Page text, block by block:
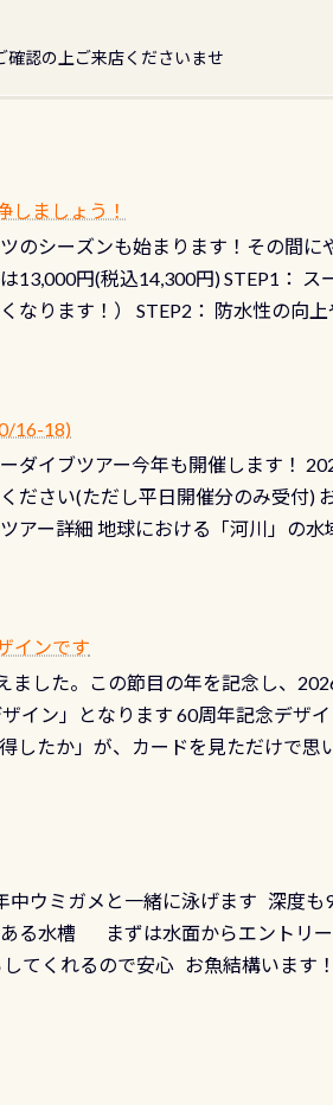
確認の上ご来店くださいませ
しましょう！
のシーズンも始まります！その間
13,000円(税込14,300円) STEP1：
なります！） STEP2： 防水性の向
始めてから水漏れする…ってのは避
、ドライスーツクリーニングの際
うと給気ボタンの点検と一緒な訳
にしっかり点検しましょう！まだ
代」が5,500円掛かります そこで
検・オーバーホールを出して頂いた
出そうと思ってる方は、セットで
16-18)
ダイブツアー今年も開催します！
ださい(ただし平日開催分のみ受付)
アー詳細 地球における「河川」の
ります 長良川ってどんな川？ 長良
無い川のこと）で岐阜県の郡上市
「日本の水浴場88選」に全国で唯
ングを楽しむことが出来ます 川原
などもあり、なかなか海では見られ
然記念物「オオサンショウウオ」
す 大きなものでは体長1mを超える
で見ることが出来ます特別天然記念
インです
ました。この節目の年を記念し、
イン」となります 60周年記念デザ
したか」が、カードを見ただけで
※ PADI Freediver、Mermaid、EFR
ィンクティブ・スペシャルティ、
年1月以降に発行されるカード
っかけは人それぞれ。でも、「い
です。コースを修了されたら、ぜひ
中ウミガメと一緒に泳げます 深度
る水槽 まずは水面からエントリ
てくれるので安心 お魚結構います
ることが出来るので、付き添いの